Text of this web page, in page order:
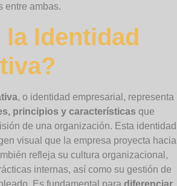
entre ambas.
la Identidad
, o identidad empresarial, representa
principios y características que
de una organización. Esta identidad
visual que la empresa proyecta hacia
refleja su cultura organizacional,
internas, así como su gestión de